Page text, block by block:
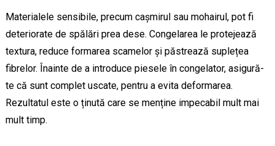
Materialele sensibile, precum cașmirul sau mohairul, pot fi
deteriorate de spălări prea dese. Congelarea le protejează
textura, reduce formarea scamelor și păstrează suplețea
fibrelor. Înainte de a introduce piesele în congelator, asigură-
te că sunt complet uscate, pentru a evita deformarea.
Rezultatul este o ținută care se menține impecabil mult mai
mult timp.